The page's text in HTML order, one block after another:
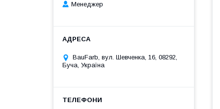
Менеджер
BauFarb, вул. Шевченка, 16, 08292,
Буча, Україна